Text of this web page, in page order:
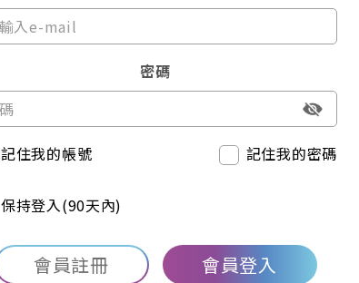
密碼
記住我的帳號 記住我的密碼
保持登入(90天內)
會員註冊 會員登入